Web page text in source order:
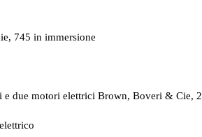
745 in immersione
due motori elettrici Brown, Boveri & Cie, 2